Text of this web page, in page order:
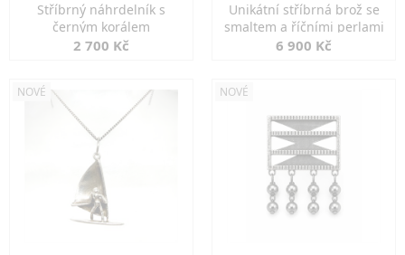
Stříbrný náhrdelník s
černým korálem
2 700 Kč
Unikátní stříbrná brož se
smaltem a říčními perlami
6 900 Kč
NOVÉ NOVÉ